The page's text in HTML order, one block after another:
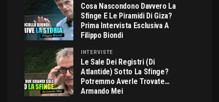
Cosa Nascondono Davvero La
Sfinge E Le Piramidi Di Giza?
Prima Intervista Esclusiva A
Filippo Biondi
INTERVISTE
Le Sale Dei Registri (di
Atlantide) Sotto La Sfinge?
Potremmo Averle Trovate…
Armando Mei